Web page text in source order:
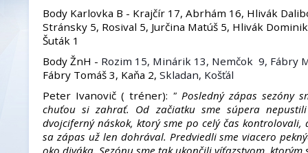
Body Karlovka B - Krajčír 17, Abrhám 16, Hlivák
Stránsky 5, Rosival 5, Jurčina Matúš 5, Hlivák
Šuták 1
Body ŽnH - Rozim 15, Minárik 13, Nemčok 9, Fábry
Fábry Tomáš 3, Kaňa 2, Skladan, Košťál
Peter Ivanovič ( tréner): " Posledný zápas sezóny
chuťou si zahrať. Od začiatku sme súpera
dvojciferný náskok, ktorý sme po celý čas
sa zápas už len dohrával. Predviedli sme viacero
oko diváka. Sezónu sme tak ukončili víťazstvom,